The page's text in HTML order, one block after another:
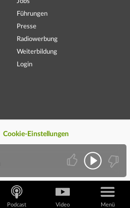
Jobs
Führungen
Presse
Radiowerbung
Weiterbildung
Login
Cookie-Einstellungen
Podcast Video Menü